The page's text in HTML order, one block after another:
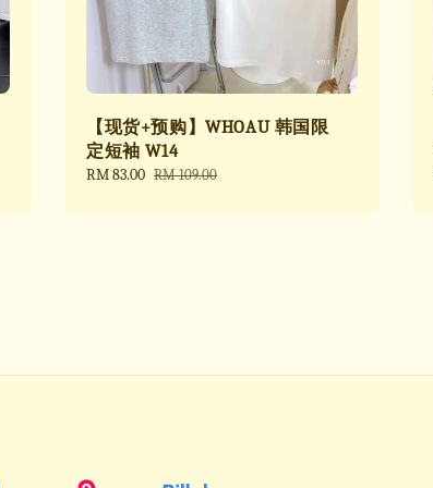
【现货+预购】WHOAU 韩国限
定短袖 W14
Sale
RM 83.00 Regular
RM 109.00